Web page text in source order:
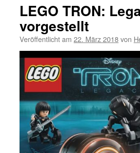
LEGO TRON:
vorgestellt
Veröffentlicht am 22. März 2018von